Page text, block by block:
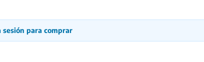
sesión para comprar